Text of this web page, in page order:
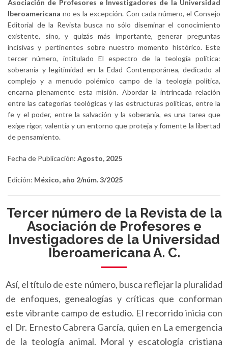
Asociación de Profesores e Investigadores de la Universidad
Iberoamericana no es la excepción. Con cada número, el Consejo
Editorial de la Revista busca no sólo diseminar el conocimiento
existente, sino, y quizás más importante, generar preguntas
incisivas y pertinentes sobre nuestro momento histórico. Este
tercer número, intitulado El espectro de la teología política:
soberanía y legitimidad en la Edad Contemporánea, dedicado al
complejo y a menudo polémico campo de la teología política,
encarna plenamente esta misión. Abordar la intrincada relación
entre las categorías teológicas y las estructuras políticas, entre la
fe y el poder, entre la salvación y la soberanía, es una tarea que
exige rigor, valentía y un entorno que proteja y fomente la libertad
de pensamiento.
Fecha de Publicación: Agosto, 2025
Edición: México, año 2/núm. 3/2025
Tercer número de la Revista de la
Asociación de Profesores e
Investigadores de la Universidad
Iberoamericana A. C.
Así, el título de este número, busca reflejar la pluralidad
de enfoques, genealogías y críticas que conforman
este vibrante campo de estudio. El recorrido inicia con
el Dr. Ernesto Cabrera García, quien en La emergencia
de la teología animal. Moral y escatología cristiana